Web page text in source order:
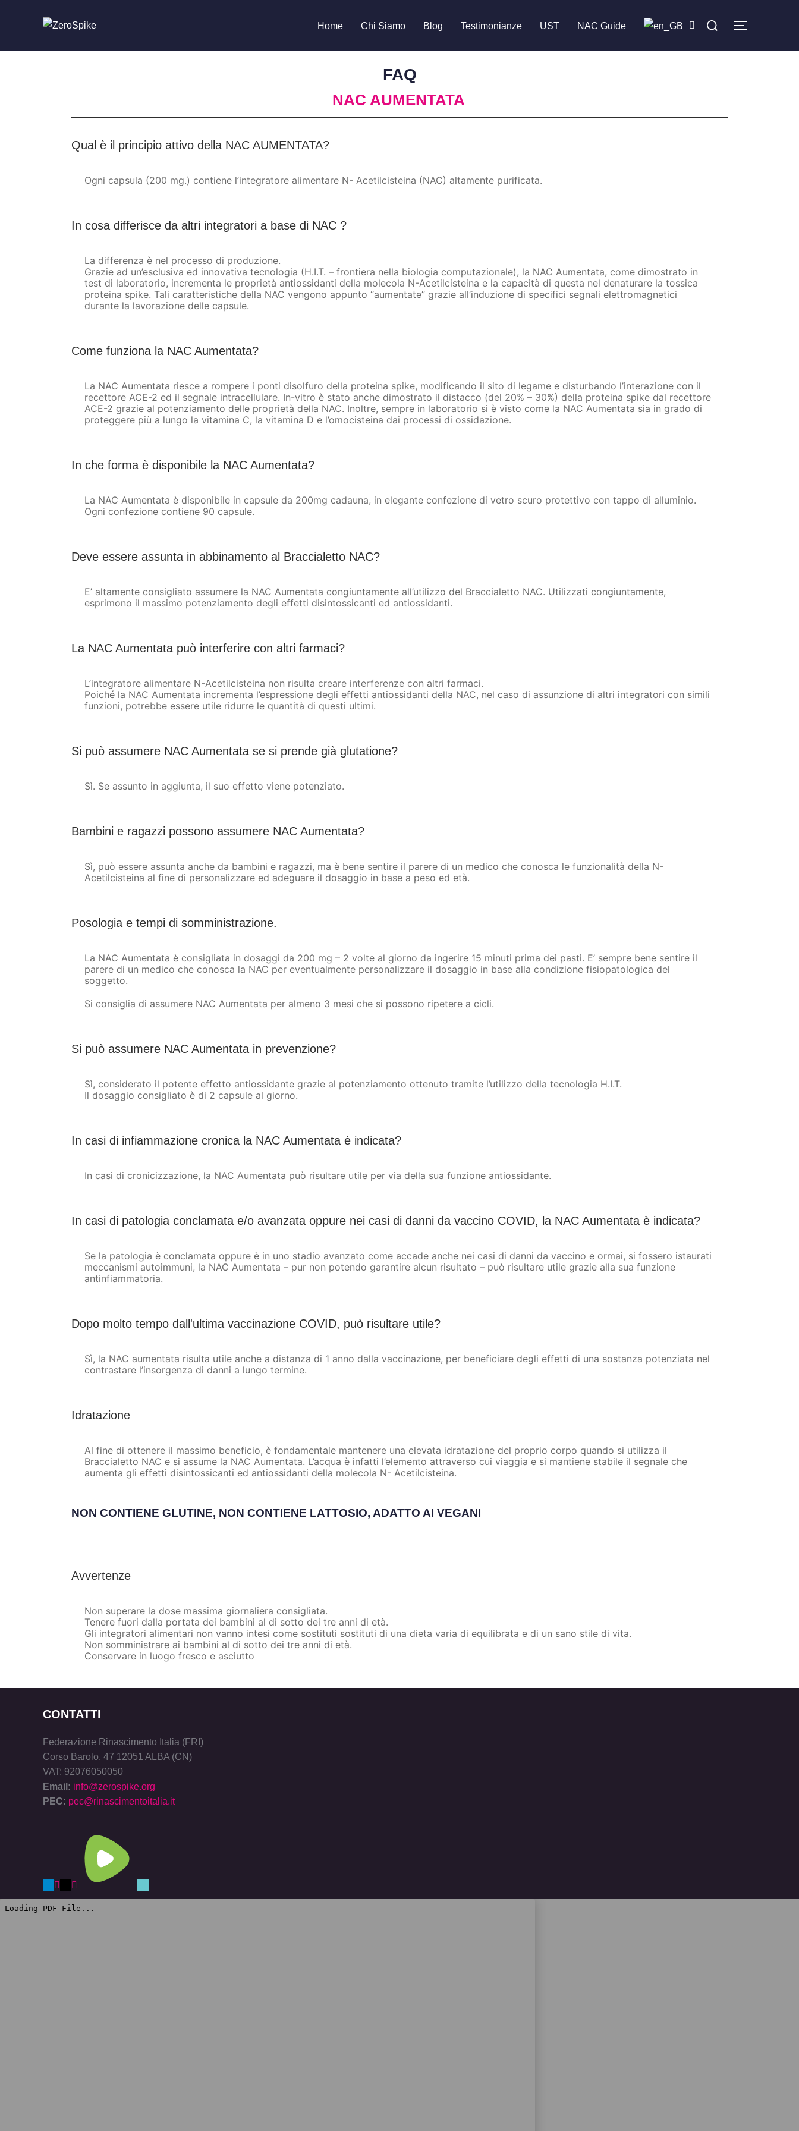
Home Chi Siamo Blog Testimonianze UST NAC Guide
FAQ
NAC AUMENTATA
Qual è il principio attivo della NAC AUMENTATA?
Ogni capsula (200 mg.) contiene l’integratore alimentare N- Acetilcisteina (NAC) altamente purificata.
In cosa differisce da altri integratori a base di NAC ?
La differenza è nel processo di produzione.
Grazie ad un’esclusiva ed innovativa tecnologia (H.I.T. – frontiera nella biologia computazionale), la NAC Aumentata, come dimostrato in
test di laboratorio, incrementa le proprietà antiossidanti della molecola N-Acetilcisteina e la capacità di questa nel denaturare la tossica
proteina spike. Tali caratteristiche della NAC vengono appunto “aumentate” grazie all’induzione di specifici segnali elettromagnetici
durante la lavorazione delle capsule.
Come funziona la NAC Aumentata?
La NAC Aumentata riesce a rompere i ponti disolfuro della proteina spike, modificando il sito di legame e disturbando l’interazione con il
recettore ACE-2 ed il segnale intracellulare. In-vitro è stato anche dimostrato il distacco (del 20% – 30%) della proteina spike dal recettore
ACE-2 grazie al potenziamento delle proprietà della NAC. Inoltre, sempre in laboratorio si è visto come la NAC Aumentata sia in grado di
proteggere più a lungo la vitamina C, la vitamina D e l’omocisteina dai processi di ossidazione.
In che forma è disponibile la NAC Aumentata?
La NAC Aumentata è disponibile in capsule da 200mg cadauna, in elegante confezione di vetro scuro protettivo con tappo di alluminio.
Ogni confezione contiene 90 capsule.
Deve essere assunta in abbinamento al Braccialetto NAC?
E’ altamente consigliato assumere la NAC Aumentata congiuntamente all’utilizzo del Braccialetto NAC. Utilizzati congiuntamente,
esprimono il massimo potenziamento degli effetti disintossicanti ed antiossidanti.
La NAC Aumentata può interferire con altri farmaci?
L’integratore alimentare N-Acetilcisteina non risulta creare interferenze con altri farmaci.
Poiché la NAC Aumentata incrementa l’espressione degli effetti antiossidanti della NAC, nel caso di assunzione di altri integratori con simili
funzioni, potrebbe essere utile ridurre le quantità di questi ultimi.
Si può assumere NAC Aumentata se si prende già glutatione?
Sì. Se assunto in aggiunta, il suo effetto viene potenziato.
Bambini e ragazzi possono assumere NAC Aumentata?
Sì, può essere assunta anche da bambini e ragazzi, ma è bene sentire il parere di un medico che conosca le funzionalità della N-
Acetilcisteina al fine di personalizzare ed adeguare il dosaggio in base a peso ed età.
Posologia e tempi di somministrazione.
La NAC Aumentata è consigliata in dosaggi da 200 mg – 2 volte al giorno da ingerire 15 minuti prima dei pasti. E’ sempre bene sentire il
parere di un medico che conosca la NAC per eventualmente personalizzare il dosaggio in base alla condizione fisiopatologica del
soggetto.
Si consiglia di assumere NAC Aumentata per almeno 3 mesi che si possono ripetere a cicli.
Si può assumere NAC Aumentata in prevenzione?
Sì, considerato il potente effetto antiossidante grazie al potenziamento ottenuto tramite l’utilizzo della tecnologia H.I.T.
Il dosaggio consigliato è di 2 capsule al giorno.
In casi di infiammazione cronica la NAC Aumentata è indicata?
In casi di cronicizzazione, la NAC Aumentata può risultare utile per via della sua funzione antiossidante.
In casi di patologia conclamata e/o avanzata oppure nei casi di danni da vaccino COVID, la NAC Aumentata è indicata?
Se la patologia è conclamata oppure è in uno stadio avanzato come accade anche nei casi di danni da vaccino e ormai, si fossero istaurati
meccanismi autoimmuni, la NAC Aumentata – pur non potendo garantire alcun risultato – può risultare utile grazie alla sua funzione
antinfiammatoria.
Dopo molto tempo dall'ultima vaccinazione COVID, può risultare utile?
Sì, la NAC aumentata risulta utile anche a distanza di 1 anno dalla vaccinazione, per beneficiare degli effetti di una sostanza potenziata nel
contrastare l’insorgenza di danni a lungo termine.
Idratazione
Al fine di ottenere il massimo beneficio, è fondamentale mantenere una elevata idratazione del proprio corpo quando si utilizza il
Braccialetto NAC e si assume la NAC Aumentata. L’acqua è infatti l’elemento attraverso cui viaggia e si mantiene stabile il segnale che
aumenta gli effetti disintossicanti ed antiossidanti della molecola N- Acetilcisteina.
NON CONTIENE GLUTINE, NON CONTIENE LATTOSIO, ADATTO AI VEGANI
Avvertenze
Non superare la dose massima giornaliera consigliata.
Tenere fuori dalla portata dei bambini al di sotto dei tre anni di età.
Gli integratori alimentari non vanno intesi come sostituti sostituti di una dieta varia di equilibrata e di un sano stile di vita.
Non somministrare ai bambini al di sotto dei tre anni di età.
Conservare in luogo fresco e asciutto
CONTATTI
Federazione Rinascimento Italia (FRI)
Corso Barolo, 47 12051 ALBA (CN)
VAT: 92076050050
Email: info@zerospike.org
PEC: pec@rinascimentoitalia.it